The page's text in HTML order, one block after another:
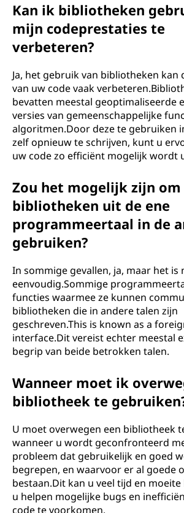
Kan ik bibliotheken
mijn codeprestaties te
verbeteren?
Ja, het gebruik van bibliotheken kan
van uw code vaak
bevatten meestal geoptimaliseerde
versies van gemeenschappelijke
algoritmen.Door deze te gebruiken
zelf opnieuw te schrijven, kunt u
uw code zo efficiënt mogelijk wordt
Zou het mogelijk zijn om
bibliotheken uit de ene
programmeertaal in de
gebruiken?
In sommige gevallen, ja, maar het is
eenvoudig.Sommige
functies waarmee ze kunnen
bibliotheken die in andere talen zijn
geschreven.This is known as a
interface.Dit vereist echter meestal
begrip van beide betrokken talen.
Wanneer moet ik
bibliotheek te
U moet overwegen een bibliotheek
wanneer u wordt geconfronteerd
probleem dat gebruikelijk en goed
begrepen, en waarvoor er al goede
bestaan.Dit kan u veel tijd en moeite
u helpen mogelijke bugs en
code te voorkomen.